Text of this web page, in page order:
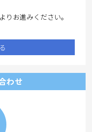
りお進みください。
わせ